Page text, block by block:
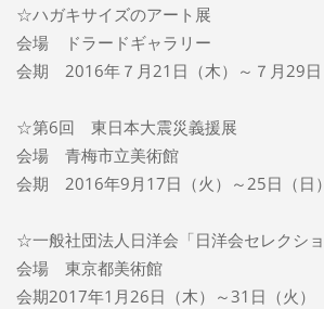
☆ハガキサイズのアート展
会場 ドラードギャラリー
会期 2016年７月21日（木）～７月29日
☆第6回 東日本大震災義援展
会場 青梅市立美術館
会期 2016年9月17日（火）～25日（日）
☆一般社団法人日洋会「日洋会セレクシ
会場 東京都美術館
会期2017年1月26日（木）～31日（火）